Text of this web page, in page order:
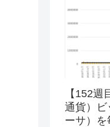
【152
通貨）ビ
ーサ）